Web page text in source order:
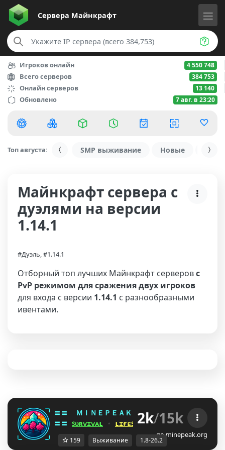
Сервера Майнкрафт
Игроков онлайн 4 550 748
Всего серверов 384 753
Онлайн серверов 13 140
Обновлено 7 авг. в 23:20
Топ августа: SMP выживание Новые С
Майнкрафт сервера с
дуэлями на версии
1.14.1
#Дуэль, #1.14.1
Отборный топ лучших Майнкрафт серверовс
PvP режимом для сражения двух игроков
для входа с версии 1.14.1 с разнообразными
ивентами.
〓〓 ＭＩＮＥＰＥＡＫ ¤ 1.8 - 26.2
〓〓 ꜱᴜʀᴠɪᴠᴀʟ ⋆ ʟɪғᴇꜱᴛᴇᴀʟ ⋆ ʙᴇᴅᴡᴀʀꜱ ⋆
2k/15k
go.minepeak.org
159 Выживание 1.8-26.2